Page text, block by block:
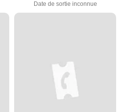
Date de sortie inconnue